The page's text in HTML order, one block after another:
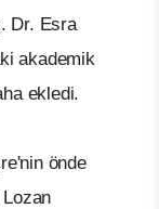
Dr. Esra
akademik
ekledi.
önde